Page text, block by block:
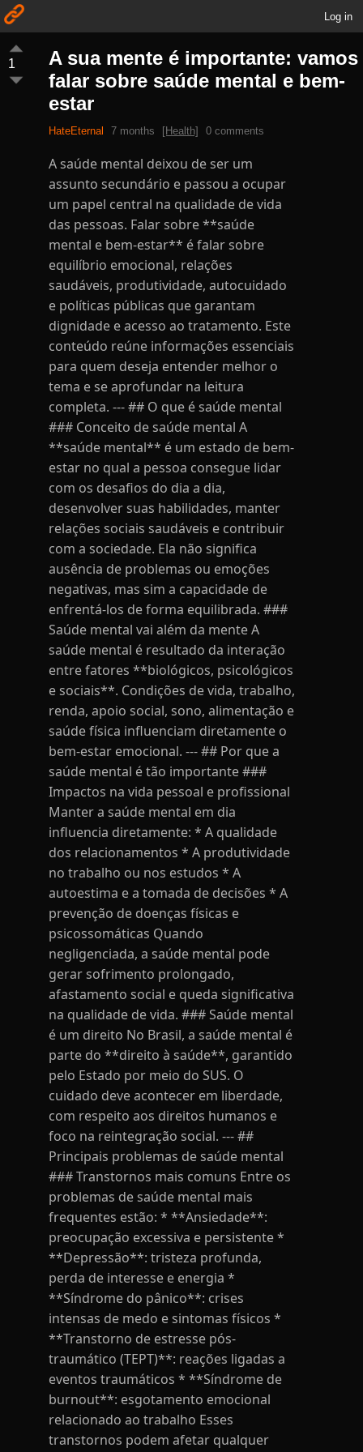
Log in
1
A sua mente é importante: vamos
falar sobre saúde mental e bem-
estar
HateEternal 7 months [Health] 0 comments
A saúde mental deixou de ser um
assunto secundário e passou a ocupar
um papel central na qualidade de vida
das pessoas. Falar sobre **saúde
mental e bem-estar** é falar sobre
equilíbrio emocional, relações
saudáveis, produtividade, autocuidado
e políticas públicas que garantam
dignidade e acesso ao tratamento. Este
conteúdo reúne informações essenciais
para quem deseja entender melhor o
tema e se aprofundar na leitura
completa. --- ## O que é saúde mental
### Conceito de saúde mental A
**saúde mental** é um estado de bem-
estar no qual a pessoa consegue lidar
com os desafios do dia a dia,
desenvolver suas habilidades, manter
relações sociais saudáveis e contribuir
com a sociedade. Ela não significa
ausência de problemas ou emoções
negativas, mas sim a capacidade de
enfrentá-los de forma equilibrada. ###
Saúde mental vai além da mente A
saúde mental é resultado da interação
entre fatores **biológicos, psicológicos
e sociais**. Condições de vida, trabalho,
renda, apoio social, sono, alimentação e
saúde física influenciam diretamente o
bem-estar emocional. --- ## Por que a
saúde mental é tão importante ###
Impactos na vida pessoal e profissional
Manter a saúde mental em dia
influencia diretamente: * A qualidade
dos relacionamentos * A produtividade
no trabalho ou nos estudos * A
autoestima e a tomada de decisões * A
prevenção de doenças físicas e
psicossomáticas Quando
negligenciada, a saúde mental pode
gerar sofrimento prolongado,
afastamento social e queda significativa
na qualidade de vida. ### Saúde mental
é um direito No Brasil, a saúde mental é
parte do **direito à saúde**, garantido
pelo Estado por meio do SUS. O
cuidado deve acontecer em liberdade,
com respeito aos direitos humanos e
foco na reintegração social. --- ##
Principais problemas de saúde mental
### Transtornos mais comuns Entre os
problemas de saúde mental mais
frequentes estão: * **Ansiedade**:
preocupação excessiva e persistente *
**Depressão**: tristeza profunda,
perda de interesse e energia *
**Síndrome do pânico**: crises
intensas de medo e sintomas físicos *
**Transtorno de estresse pós-
traumático (TEPT)**: reações ligadas a
eventos traumáticos * **Síndrome de
burnout**: esgotamento emocional
relacionado ao trabalho Esses
transtornos podem afetar qualquer